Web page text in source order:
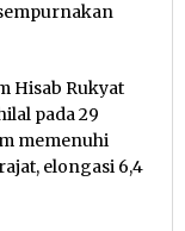
Hisab Rukyat
pada 29
memenuhi
elongasi 6,4